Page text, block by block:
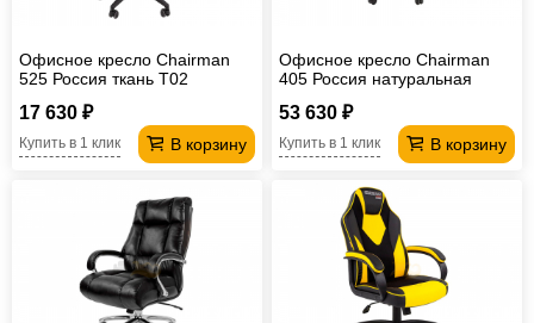
Офисное кресло Chairman
525 Россия ткань T02
17 630 ₽
В корзину
Купить в 1 клик
Офисное кресло Chairman
405 Россия натуральная
53 630 ₽
В корзину
Купить в 1 клик